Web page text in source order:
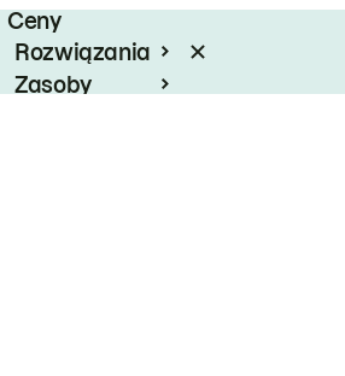
Ceny
Rozwiązania
Zasoby